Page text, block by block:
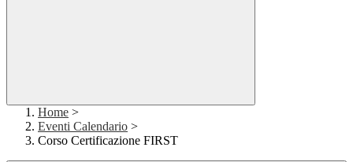
Home >
Eventi Calendario >
Corso Certificazione FIRST